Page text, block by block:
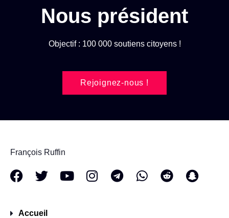
Nous président
Objectif : 100 000 soutiens citoyens !
Rejoignez-nous !
François Ruffin
Accueil